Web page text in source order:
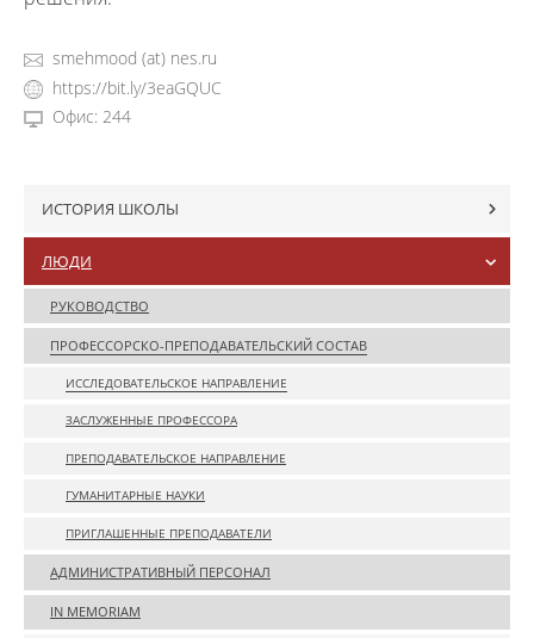
smehmood (at) nes.ru
https://bit.ly/3eaGQUC
Офис: 244
ИСТОРИЯ ШКОЛЫ
ЛЮДИ
РУКОВОДСТВО
ПРОФЕССОРСКО-ПРЕПОДАВАТЕЛЬСКИЙ СОСТАВ
ИССЛЕДОВАТЕЛЬСКОЕ НАПРАВЛЕНИЕ
ЗАСЛУЖЕННЫЕ ПРОФЕССОРА
ПРЕПОДАВАТЕЛЬСКОЕ НАПРАВЛЕНИЕ
ГУМАНИТАРНЫЕ НАУКИ
ПРИГЛАШЕННЫЕ ПРЕПОДАВАТЕЛИ
АДМИНИСТРАТИВНЫЙ ПЕРСОНАЛ
IN MEMORIAM